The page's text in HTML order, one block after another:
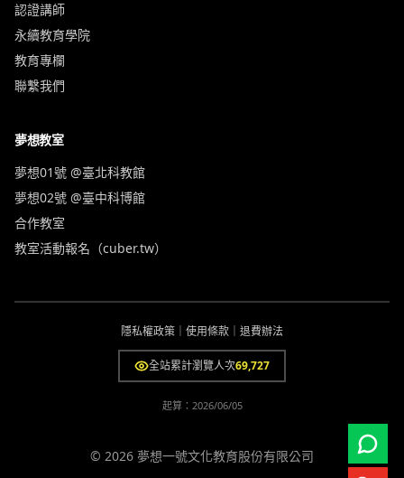
認證講師
永續教育學院
教育專欄
聯繫我們
夢想教室
夢想01號 @臺北科教館
夢想02號 @臺中科博館
合作教室
教室活動報名（cuber.tw）
隱私權政策 使用條款 退費辦法
全站累計瀏覽人次69,727
起算： 2026/06/05
© 2026 夢想一號文化教育股份有限公司